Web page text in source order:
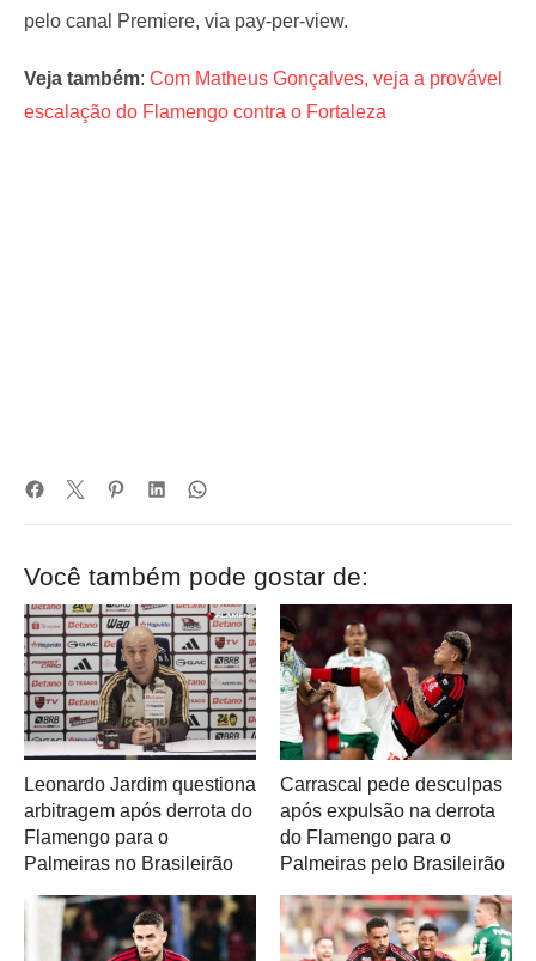
pelo canal Premiere, via pay-per-view.
Veja também: Com Matheus Gonçalves, veja a provável
escalação do Flamengo contra o Fortaleza
Você também pode gostar de:
Leonardo Jardim questiona
arbitragem após derrota do
Flamengo para o
Palmeiras no Brasileirão
Carrascal pede desculpas
após expulsão na derrota
do Flamengo para o
Palmeiras pelo Brasileirão